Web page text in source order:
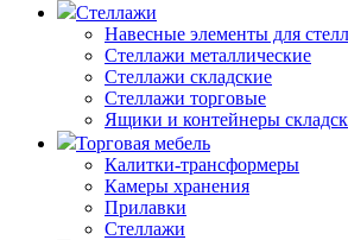
Стеллажи
Навесные элементы для
Стеллажи металлические
Стеллажи складские
Стеллажи торговые
Ящики и контейнеры
Торговая мебель
Калитки-трансформеры
Камеры хранения
Прилавки
Стеллажи